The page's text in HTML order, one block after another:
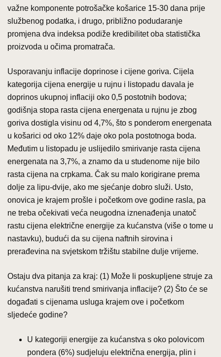
važne komponente potrošačke košarice 15-30 dana prije
službenog podatka, i drugo, približno podudaranje
promjena dva indeksa podiže kredibilitet oba statistička
proizvoda u očima promatrača.
Usporavanju inflacije doprinose i cijene goriva. Cijela
kategorija cijena energije u rujnu i listopadu davala je
doprinos ukupnoj inflaciji oko 0,5 postotnih bodova;
godišnja stopa rasta cijena energenata u rujnu je zbog
goriva dostigla visinu od 4,7%, što s ponderom energenata
u košarici od oko 12% daje oko pola postotnoga boda.
Međutim u listopadu je uslijedilo smirivanje rasta cijena
energenata na 3,7%, a znamo da u studenome nije bilo
rasta cijena na crpkama. Čak su malo korigirane prema
dolje za lipu-dvije, ako me sjećanje dobro služi. Usto,
onovica je krajem prošle i početkom ove godine rasla, pa
ne treba očekivati veća neugodna iznenađenja unatoč
rastu cijena električne energije za kućanstva (više o tome u
nastavku), budući da su cijena naftnih sirovina i
prerađevina na svjetskom tržištu stabilne dulje vrijeme.
Ostaju dva pitanja za kraj: (1) Može li poskupljene struje za
kućanstva narušiti trend smirivanja inflacije? (2) Što će se
događati s cijenama usluga krajem ove i početkom
sljedeće godine?
U kategoriji energije za kućanstva s oko polovicom
pondera (6%) sudjeluju električna energija, plin i